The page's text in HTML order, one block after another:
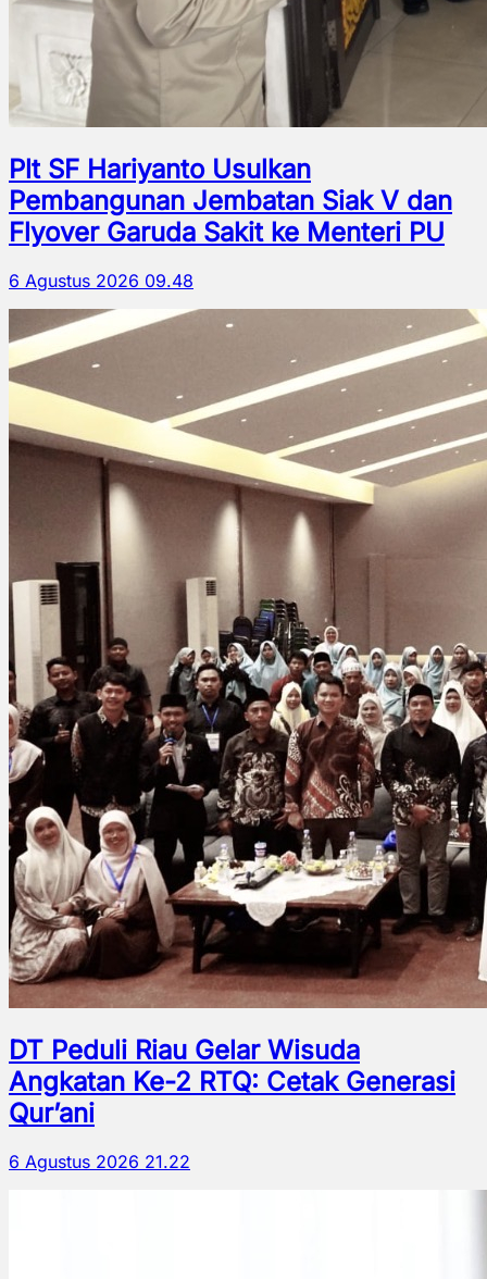
Plt SF Hariyanto Usulkan
Pembangunan Jembatan Siak V dan
Flyover Garuda Sakit ke Menteri PU
6 Agustus 2026 09.48
DT Peduli Riau Gelar Wisuda
Angkatan Ke-2 RTQ: Cetak Generasi
Qur’ani
6 Agustus 2026 21.22